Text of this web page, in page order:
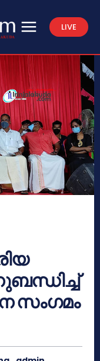
LIVE
സംഗമം